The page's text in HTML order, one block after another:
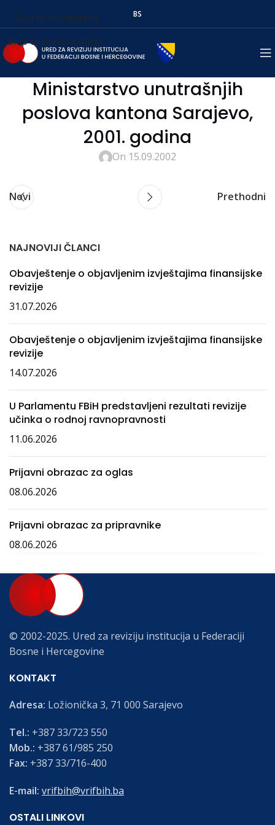
Skip to navigation
Skip to main content
BS
Ministarstvo unutrašnjih
poslova kantona Sarajevo,
2001. godina
On 15.09.2002
Novi Prethodni
NAJNOVIJI ČLANCI
Obavještenje o objavljenim izvještajima finansijske
revizije
31.07.2026
Obavještenje o objavljenim izvještajima finansijske
revizije
14.07.2026
U Parlamentu FBiH predstavljeni rezultati revizije
učinka o rodnoj ravnopravnosti
11.06.2026
Prijavni obrazac za oglas
08.06.2026
Prijavni obrazac za pripravnike
08.06.2026
© 2002-2025. Ured za reviziju institucija u Federaciji
Bosne i Hercegovine
KONTAKT
Adresa: Ložionička 3, 71 000 Sarajevo
Tel.: +387 33/723 550
Mob.: +387 61/985 250
Fax: +387 33/716-400
E-mail: vrifbih@vrifbih.ba
OSTALI LINKOVI